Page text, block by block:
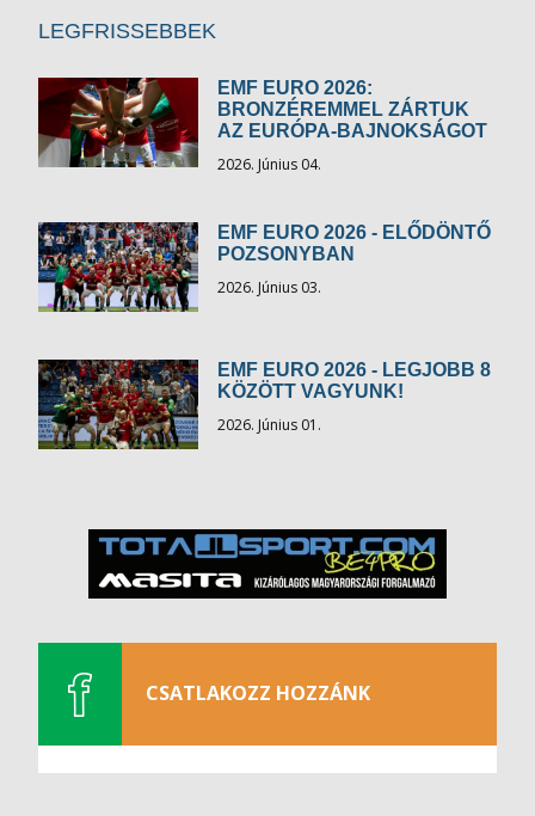
LEGFRISSEBBEK
EMF EURO 2026:
BRONZÉREMMEL ZÁRTUK
AZ EURÓPA-BAJNOKSÁGOT
2026. Június 04.
EMF EURO 2026 - ELŐDÖNTŐ
POZSONYBAN
2026. Június 03.
EMF EURO 2026 - LEGJOBB 8
KÖZÖTT VAGYUNK!
2026. Június 01.
CSATLAKOZZ HOZZÁNK